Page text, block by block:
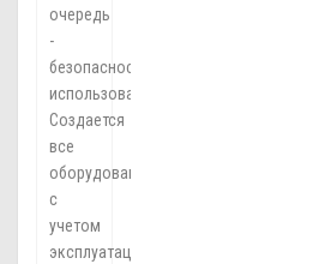
очередь
-
безопасность
использования.
Создается
все
оборудование
с
учетом
эксплуатации